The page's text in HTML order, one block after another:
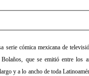
serie cómica mexicana de
que se emitió entre los
y a lo ancho de toda